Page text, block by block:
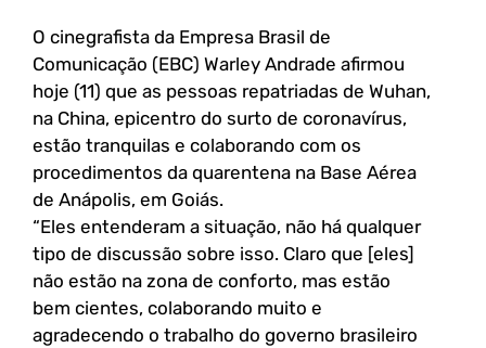
O cinegrafista da Empresa Brasil de
Comunicação (EBC) Warley Andrade afirmou
hoje (11) que as pessoas repatriadas de Wuhan,
na China, epicentro do surto de coronavírus,
estão tranquilas e colaborando com os
procedimentos da quarentena na Base Aérea
de Anápolis, em Goiás.
“Eles entenderam a situação, não há qualquer
tipo de discussão sobre isso. Claro que [eles]
não estão na zona de conforto, mas estão
bem cientes, colaborando muito e
agradecendo o trabalho do governo brasileiro